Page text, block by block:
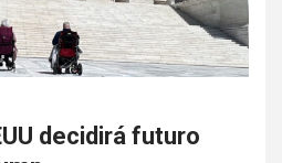
decidirá futuro